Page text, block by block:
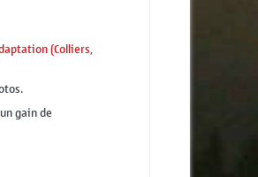
(Colliers,
gain de